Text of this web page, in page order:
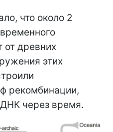
что около 2
от древних
этих
рекомбинации,
через время.